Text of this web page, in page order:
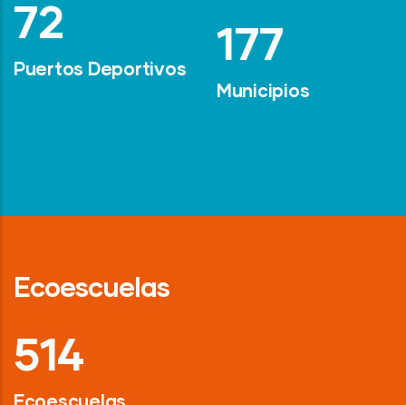
101
Puertos Deportivos 247
Municipios
Ecoescuelas
718
Ecoescuelas